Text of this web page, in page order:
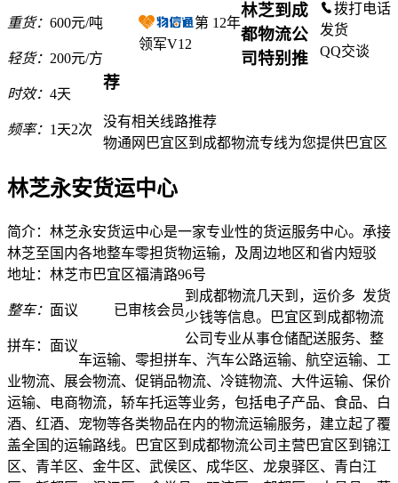
重货： 600元/吨
轻货： 200元/方
时效： 4天
频率： 1天2次
第 12年
领军V12
拨打电话
发货
QQ交谈
林芝永安货运中心
简介：林芝永安货运中心是一家专业性的货运服务中心。承接
林芝至国内各地整车零担货物运输，及周边地区和省内短驳
地址：林芝市巴宜区福清路96号
整车： 面议
拼车： 面议
已审核会员
发货
林芝到成
都物流公
司特别推
荐
没有相关线路推荐
物通网巴宜区到成都物流专线为您提供巴宜区
到成都物流几天到，运价多
少钱等信息。巴宜区到成都物流
公司专业从事仓储配送服务、整
车运输、零担拼车、汽车公路运输、航空运输、工
业物流、展会物流、促销品物流、冷链物流、大件运输、保价
运输、电商物流，轿车托运等业务，包括电子产品、食品、白
酒、红酒、宠物等各类物品在内的物流运输服务，建立起了覆
盖全国的运输路线。巴宜区到成都物流公司主营巴宜区到锦江
区、青羊区、金牛区、武侯区、成华区、龙泉驿区、青白江